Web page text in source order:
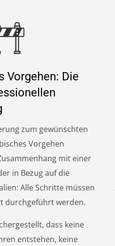
Vorgehen: Die
zum gewünschten
Vorgehen
mit einer
in Bezug auf die
Alle Schritte müssen
durchgeführt werden.
dass keine
entstehen, keine